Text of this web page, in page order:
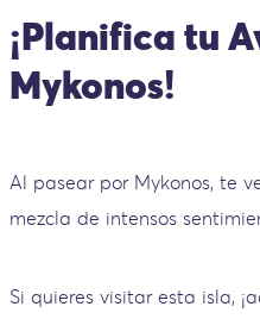
¡Planifica tu
Mykonos!
Al pasear por Mykonos, te
mezcla de intensos
Si quieres visitar esta isla,